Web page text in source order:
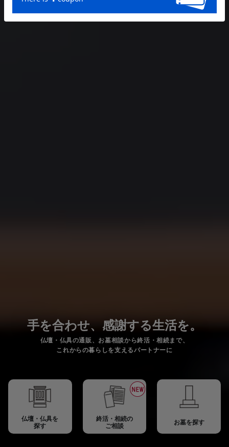
手を合わせ、感謝する生活を。
仏壇・仏具の通販、お墓相談から終活・相続まで、
これからの暮らしを支えるパートナーに
仏壇・仏具を
探す
終活・相続の
ご相談 お墓を探す